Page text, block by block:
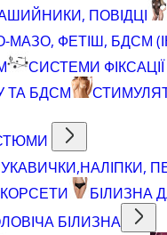
ПОВІДЦІ
МАЗО, ФЕТІШ, БДСМ
СИСТЕМИ
ТА БДСМ
БІЛИЗНА
БІЛИЗНА